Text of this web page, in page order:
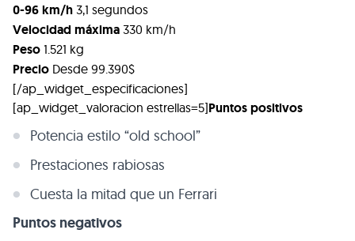
0-96 km/h 3,1 segundos
Velocidad máxima 330 km/h
Peso 1.521 kg
Precio Desde 99.390$
[/ap_widget_especificaciones]
[ap_widget_valoracion estrellas=5]Puntos positivos
Potencia estilo “old school”
Prestaciones rabiosas
Cuesta la mitad que un Ferrari
Puntos negativos